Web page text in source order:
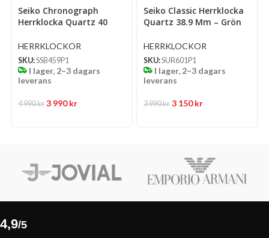
Select
options
Seiko Chronograph
Herrklocka Quartz 40
Urtavla Med Stållänk
HERRKLOCKOR
SKU:SSB459P1
I lager, 2–3 dagars
leverans
4 990kr 3 990kr
Select
options
Seiko Classic Herrklocka
Quartz 38.9 Mm – Grön
Stållänk
HERRKLOCKOR
SKU:SUR601P1
I lager, 2–3 dagars
leverans
3 990kr 3 150kr
4,9/5